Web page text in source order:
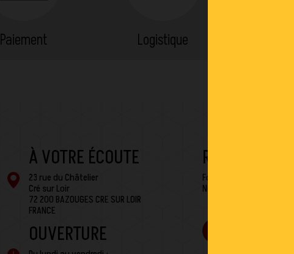
Paiement Logistique
À VOTRE ÉCOUTE
23 rue du Châtelier
Cré sur Loir
72 200 BAZOUGES CRE SUR LOIR
FRANCE
OUVERTURE
RESTONS EN
Formulaire de contact
Newsletter